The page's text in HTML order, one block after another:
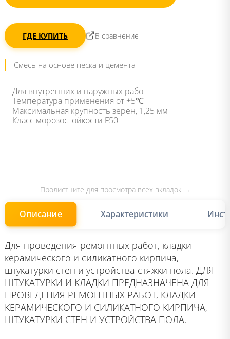
ГДЕ КУПИТЬ В сравнение
Смесь на основе песка и цемента
Для внутренних и наружных работ
Температура применения от +5℃
Максимальная крупность зерен, 1,25 мм
Класс морозостойкости F50
Описание Характеристики
Для проведения ремонтных работ, кладки
керамического и силикатного кирпича,
штукатурки стен и устройства стяжки пола. ДЛЯ
ШТУКАТУРКИ И КЛАДКИ ПРЕДНАЗНАЧЕНА ДЛЯ
ПРОВЕДЕНИЯ РЕМОНТНЫХ РАБОТ, КЛАДКИ
КЕРАМИЧЕСКОГО И СИЛИКАТНОГО КИРПИЧА,
ШТУКАТУРКИ СТЕН И УСТРОЙСТВА ПОЛА.